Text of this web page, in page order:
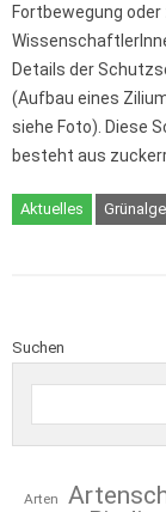
Fortbewegung oder
Details der
(Aufbau eines
siehe Foto). Diese
besteht aus
Aktuelles Grünalge
Suchen
Arten